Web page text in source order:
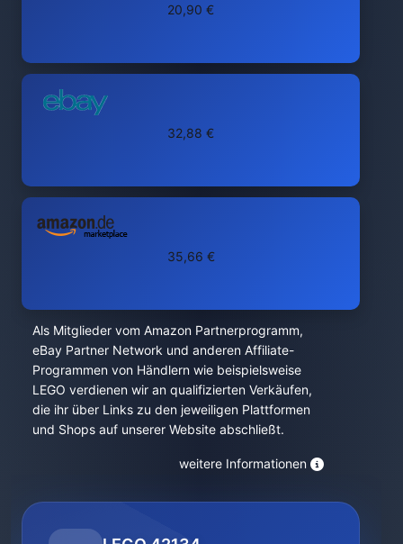
20,90 €
32,88 €
35,66 €
Als Mitglieder vom Amazon Partnerprogramm,
eBay Partner Network und anderen Affiliate-
Programmen von Händlern wie beispielsweise
LEGO verdienen wir an qualifizierten Verkäufen,
die ihr über Links zu den jeweiligen Plattformen
und Shops auf unserer Website abschließt.
weitere Informationen